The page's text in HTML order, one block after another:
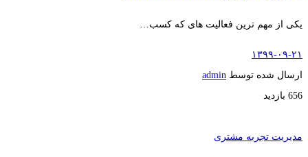
یکی از مهم ترین فعالیت های که کسب…
۱۳۹۹-۰۹-۲۱
ارسال شده توسط admin
656 بازدید
مدیریت تجربه مشتری